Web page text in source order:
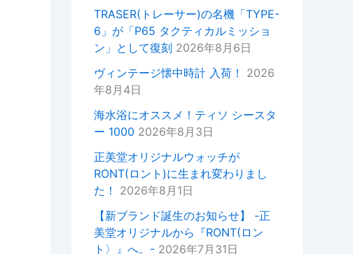
オーナーからの返信
k様
この度は嬉しい評価をいただき誠
にありがとうございます。
YouTubeの動画もご覧いただい
ているとのことで、スタッフ一同
大変嬉しい気持ちでございます。
次お越しの際はぜひお話しさせて
いただきたいので宜しければお声
掛けいただけると幸いでございま
す。
今後ともどうぞよろしくお願いい
たします。
正美堂時計店スタッフ
TRASER(トレーサー)の名機「TYPE-
6」が「P65 タクティカルミッショ
ン」として復刻 2026年8月6日
ヴィンテージ懐中時計 入荷！
2026
年8月4日
海水浴にオススメ！ティソ シースタ
ー 1000 2026年8月3日
正美堂オリジナルウォッチが
RONT(ロント)に生まれ変わりまし
た！
2026年8月1日
【新ブランド誕生のお知らせ】 -正
美堂オリジナルから『RONT(ロン
ト〉』へ。- 2026年7月31日